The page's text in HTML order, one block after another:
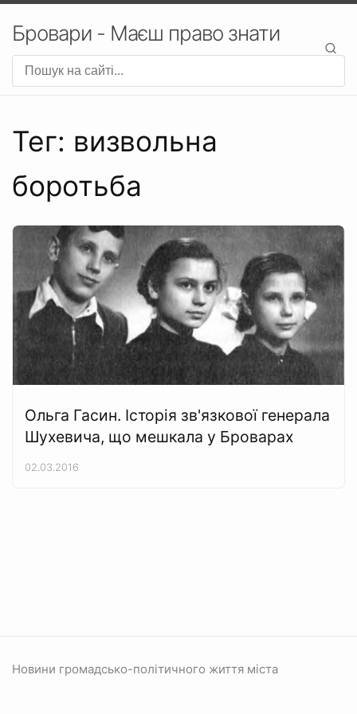
Бровари - Маєш право знати
Тег: визвольна
боротьба
Ольга Гасин. Історія зв'язкової генерала
Шухевича, що мешкала у Броварах
02.03.2016
Новини громадсько-політичного життя міста